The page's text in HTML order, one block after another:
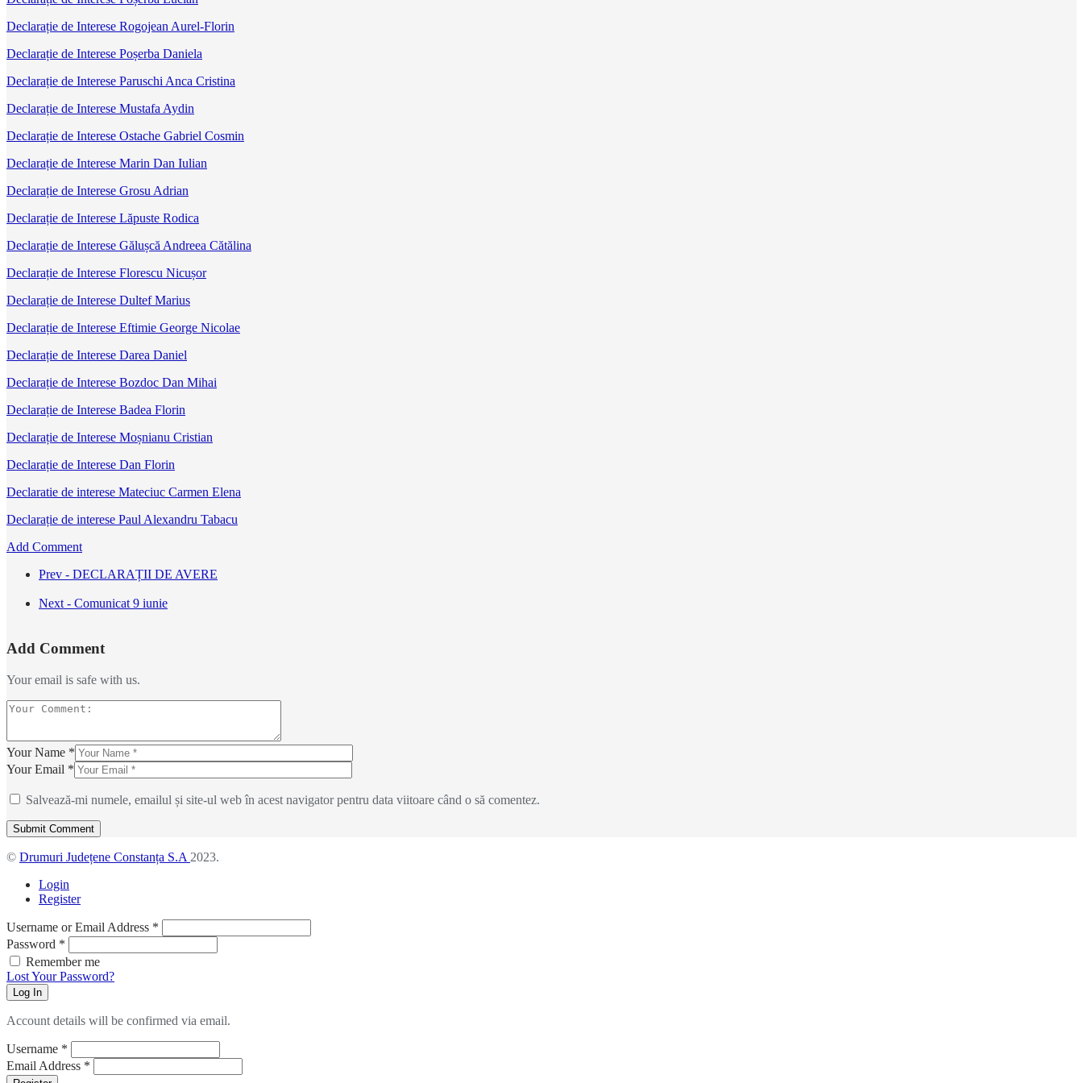
Declarație de Interese Rogojean Aurel-Florin
Declarație de Interese Poșerba Daniela
Declarație de Interese Paruschi Anca Cristina
Declarație de Interese Mustafa Aydin
Declarație de Interese Ostache Gabriel Cosmin
Declarație de Interese Marin Dan Iulian
Declarație de Interese Grosu Adrian
Declarație de Interese Lăpuste Rodica
Declarație de Interese Gălușcă Andreea Cătălina
Declarație de Interese Florescu Nicușor
Declarație de Interese Dultef Marius
Declarație de Interese Eftimie George Nicolae
Declarație de Interese Darea Daniel
Declarație de Interese Bozdoc Dan Mihai
Declarație de Interese Badea Florin
Declarație de Interese Moșnianu Cristian
Declarație de Interese Dan Florin
Declaratie de interese Mateciuc Carmen Elena
Declarație de interese Paul Alexandru Tabacu
Add Comment
Prev - DECLARAȚII DE AVERE
Next - Comunicat 9 iunie
Add Comment
Your email is safe with us.
Your Name *
Your Email *
Salvează-mi numele, emailul și site-ul web în acest navigator pentru data viitoare când o să comentez.
© Drumuri Județene Constanța S.A 2023.
Login
Register
Username or Email Address *
Password *
Remember me
Lost Your Password?
Log In
Account details will be confirmed via email.
Username *
Email Address *